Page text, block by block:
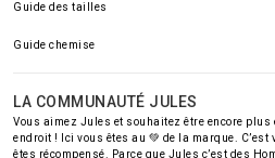
Guide des tailles
Guide chemise
LA COMMUNAUTÉ JULES
Vous aimez Jules et souhaitez être encore plus
endroit ! Ici vous êtes au 💚 de la marque.
êtes récompensé. Parce que Jules c’est des